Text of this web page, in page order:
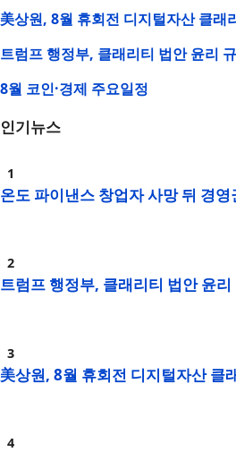
美상원, 8월 휴회전 디지털자산 클래
트럼프 행정부, 클래리티 법안 윤리
8월 코인·경제 주요일정
인기뉴스
온도 파이낸스 창업자 사망 뒤 경영
트럼프 행정부, 클래리티 법안 윤
美상원, 8월 휴회전 디지털자산 클